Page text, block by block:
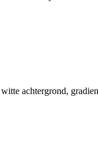
achtergrond,